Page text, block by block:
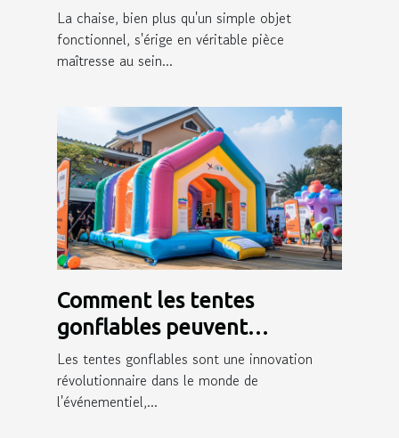
intérieur moderne
La chaise, bien plus qu'un simple objet
fonctionnel, s'érige en véritable pièce
maîtresse au sein...
Comment les tentes
gonflables peuvent
dynamiser votre présence
événementielle
Les tentes gonflables sont une innovation
révolutionnaire dans le monde de
l'événementiel,...